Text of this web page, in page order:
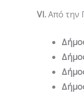
VΙ.Από την